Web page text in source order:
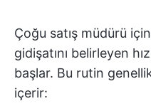
Çoğu satış müdürü
gidişatını belirleyen
başlar. Bu rutin
içerir: